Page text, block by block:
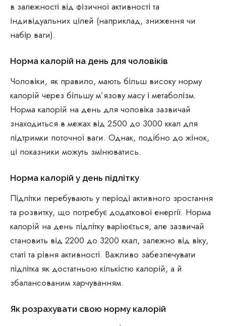
в залежності від фізичної активності та
індивідуальних цілей (наприклад, зниження чи
набір ваги).
Норма калорій на день для чоловіків
Чоловіки, як правило, мають більш високу норму
калорій через більшу м’язову масу і метаболізм.
Норма калорій на день для чоловіка зазвичай
знаходиться в межах від 2500 до 3000 ккал для
підтримки поточної ваги. Однак, подібно до жінок,
ці показники можуть змінюватись.
Норма калорій у день підлітку
Підлітки перебувають у періоді активного зростання
та розвитку, що потребує додаткової енергії. Норма
калорій на день підлітку варіюється, але зазвичай
становить від 2200 до 3200 ккал, залежно від віку,
статі та рівня активності. Важливо забезпечувати
підлітка як достатньою кількістю калорій, а й
збалансованим харчуванням.
Як розрахувати свою норму калорій